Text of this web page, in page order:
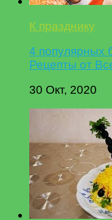
К празднику
4 популярных
Рецепты от
30 Окт, 2020